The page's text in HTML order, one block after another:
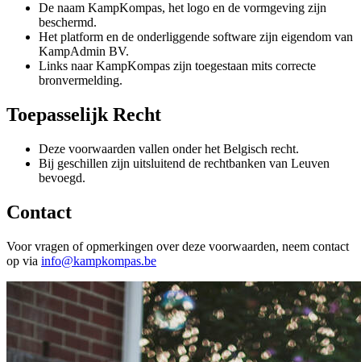
De naam KampKompas, het logo en de vormgeving zijn
beschermd.
Het platform en de onderliggende software zijn eigendom van
KampAdmin BV.
Links naar KampKompas zijn toegestaan mits correcte
bronvermelding.
Toepasselijk Recht
Deze voorwaarden vallen onder het Belgisch recht.
Bij geschillen zijn uitsluitend de rechtbanken van Leuven
bevoegd.
Contact
Voor vragen of opmerkingen over deze voorwaarden, neem contact
op via info@kampkompas.be